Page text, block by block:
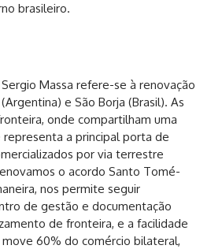
brasileiro.
Massa refere-se à renovação
e São Borja (Brasil). As
onde compartilham uma
a principal porta de
por via terrestre
o acordo Santo Tomé-
nos permite seguir
de gestão e documentação
de fronteira, e a facilidade
60% do comércio bilateral,